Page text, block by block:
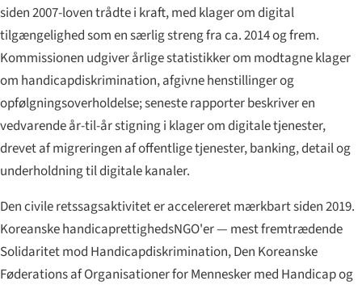
siden 2007-loven trådte i kraft, med klager om digital
tilgængelighed som en særlig streng fra ca. 2014 og frem.
Kommissionen udgiver årlige statistikker om modtagne klager
om handicapdiskrimination, afgivne henstillinger og
opfølgnings­overholdelse; seneste rapporter beskriver en
vedvarende år-til-år stigning i klager om digitale tjenester,
drevet af migreringen af offentlige tjenester, banking, detail og
underholdning til digitale kanaler.
Den civile retssags­aktivitet er accelereret mærkbart siden 2019.
Koreanske handicaprettigheds­NGO'er — mest fremtrædende
Solidaritet mod Handicapdiskrimination, Den Koreanske
Føderations af Organisationer for Mennesker med Handicap og